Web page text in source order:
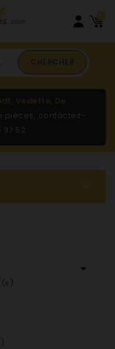
0
CHERCHER
Vedette, De
pièces, contactez-
37 52

